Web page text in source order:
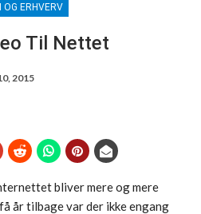
OG ERHVERV
Til Nettet
2015
bliver mere og mere
år tilbage var der ikke engang